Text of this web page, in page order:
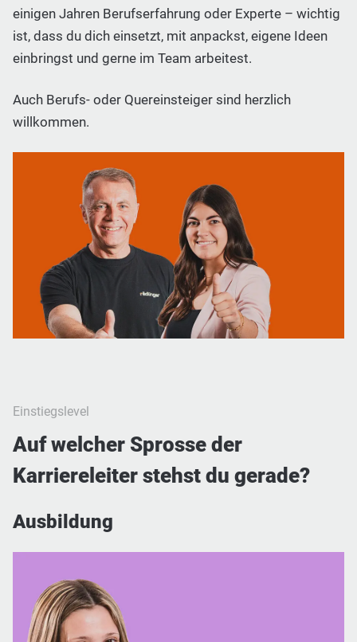
einigen Jahren Berufserfahrung oder Experte – wichtig
ist, dass du dich einsetzt, mit anpackst, eigene Ideen
einbringst und gerne im Team arbeitest.
Auch Berufs- oder Quereinsteiger sind herzlich
willkommen.
Einstiegslevel
Auf welcher Sprosse der
Karriereleiter stehst du gerade?
Ausbildung